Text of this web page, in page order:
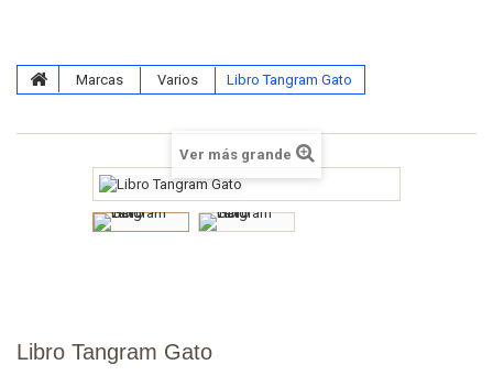
Marcas Varios Libro Tangram Gato
Ver más grande
Libro Tangram Gato